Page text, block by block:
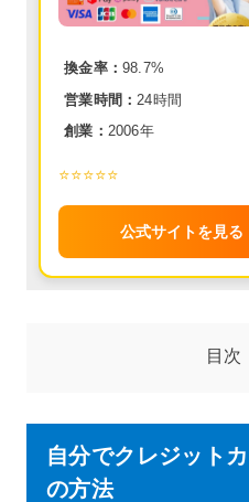
換金率： 98.7%
営業時間： 24時間
創業： 2006年
⭐️⭐️⭐️⭐️⭐️
公式サイトを見る
目次
自分でクレジット
の方法